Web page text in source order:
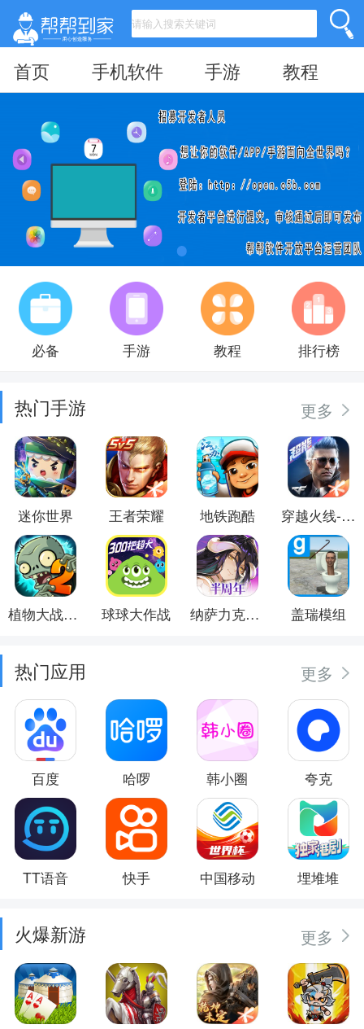
首页 手机软件 手游 教程
必备 手游 教程 排行榜
热门手游 更多
迷你世界 王者荣耀 地铁跑酷 穿越火线-枪战王者
植物大战僵尸2 球球大作战 纳萨力克之王 盖瑞模组
热门应用 更多
百度 哈啰 韩小圈 夸克
TT语音 快手 中国移动 埋堆堆
火爆新游 更多